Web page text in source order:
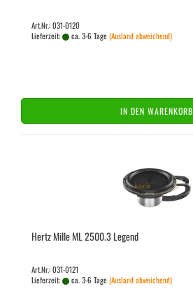
Art.Nr.: 031-0120
Lieferzeit:
ca. 3-6 Tage(Ausland abweichend)
IN DEN WARENKORB
Hertz Mille ML 2500.3 Le­gend
Art.Nr.: 031-0121
Lieferzeit:
ca. 3-6 Tage(Ausland abweichend)